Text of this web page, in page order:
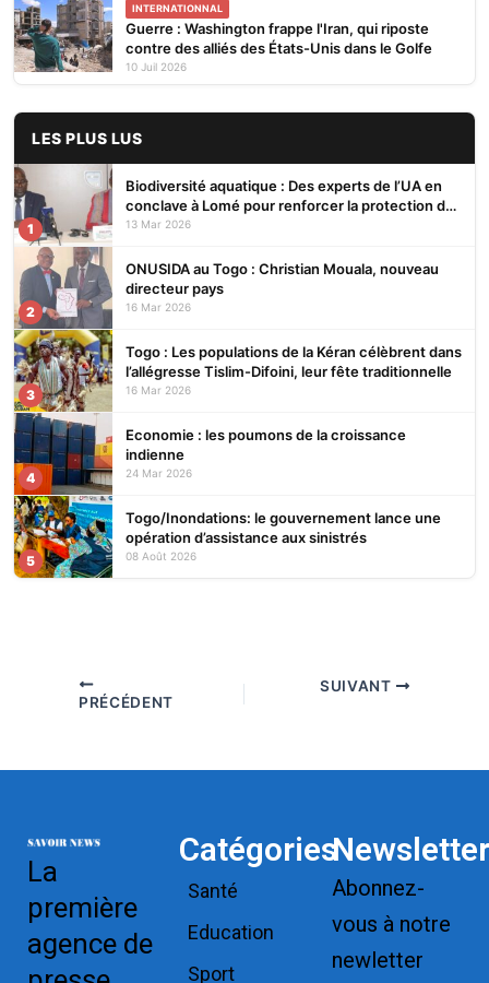
INTERNATIONNAL
Guerre : Washington frappe l'Iran, qui riposte
contre des alliés des États-Unis dans le Golfe
10 Juil 2026
LES PLUS LUS
1
Biodiversité aquatique : Des experts de l’UA en
conclave à Lomé pour renforcer la protection des
écosystèmes
13 Mar 2026
2
ONUSIDA au Togo : Christian Mouala, nouveau
directeur pays
16 Mar 2026
3
Togo : Les populations de la Kéran célèbrent dans
l’allégresse Tislim-Difoini, leur fête traditionnelle
16 Mar 2026
4
Economie : les poumons de la croissance
indienne
24 Mar 2026
5
Togo/Inondations: le gouvernement lance une
opération d’assistance aux sinistrés
08 Août 2026
PRÉCÉDENT
SUIVANT
La
première
agence de
Catégories
Santé
Education
Sport
Newsletter
Abonnez-
vous à notre
newletter